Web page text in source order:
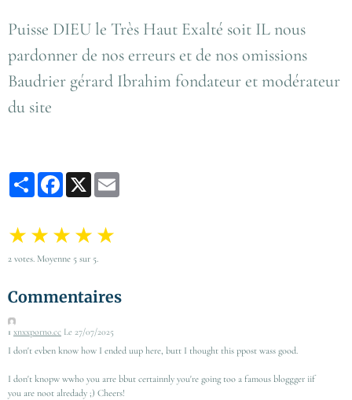
Puisse DIEU le Très Haut Exalté soit IL nous
pardonner de nos erreurs et de nos omissions
Baudrier gérard Ibrahim fondateur et modérateur
du site
Partager FacebookX
★ ★ ★ ★ ★
2 votes. Moyenne 5 sur 5.
Commentaires
1 xnxxporno.cc Le 27/07/2025
I don't evben know how I ended uup here, butt I thought this ppost wass good.
I don't knopw wwho you arre bbut certainnly you're going too a famous bloggger iif
you are noot alredady ;) Cheers!